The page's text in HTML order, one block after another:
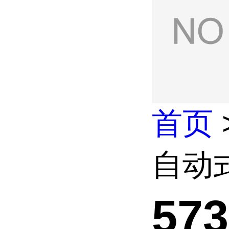
首页
自动